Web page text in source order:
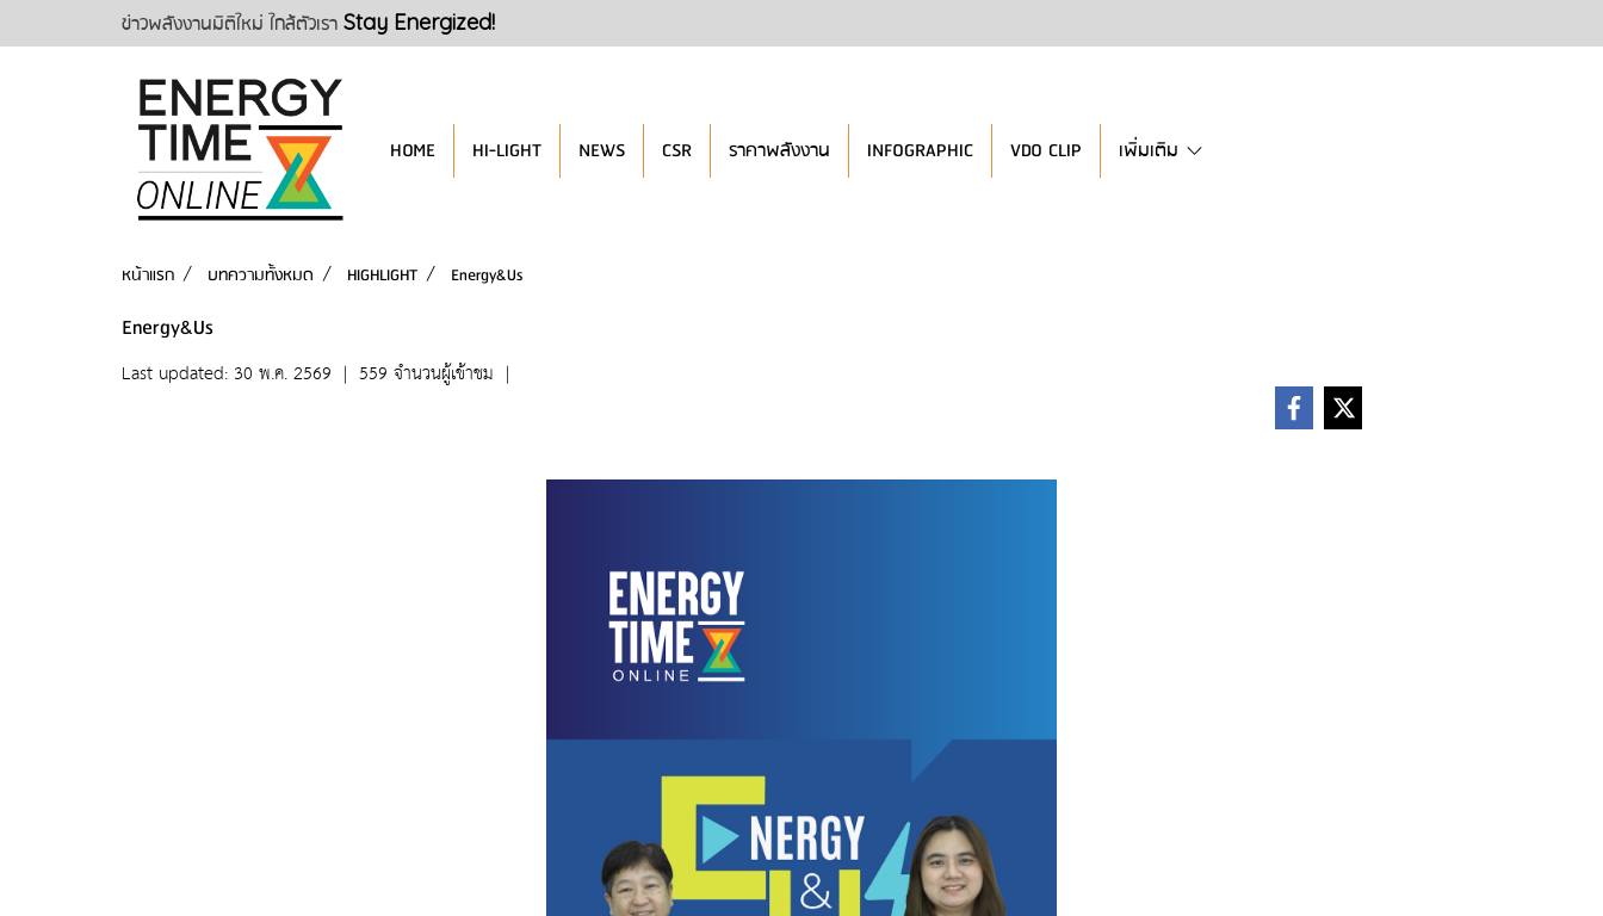
ข่าวพลังงานมิติใหม่ ใกล้ตัวเรา Stay Energized!
HOME HI-LIGHT NEWS CSR ราคาพลังงาน INFOGRAPHIC VDO CLIP เพิ่มเติม
หน้าแรก บทความทั้งหมด HIGHLIGHT Energy&Us
Energy&Us
Last updated: 30 พ.ค. 2569 | 559 จำนวนผู้เข้าชม |